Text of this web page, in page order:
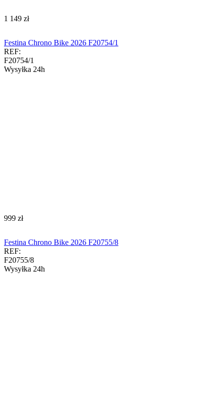
‍1 149‍ zł
Festina Chrono Bike 2026 F20754/1
REF:
F20754/1
Wysyłka 24h
‍999‍ zł
Festina Chrono Bike 2026 F20755/8
REF:
F20755/8
Wysyłka 24h